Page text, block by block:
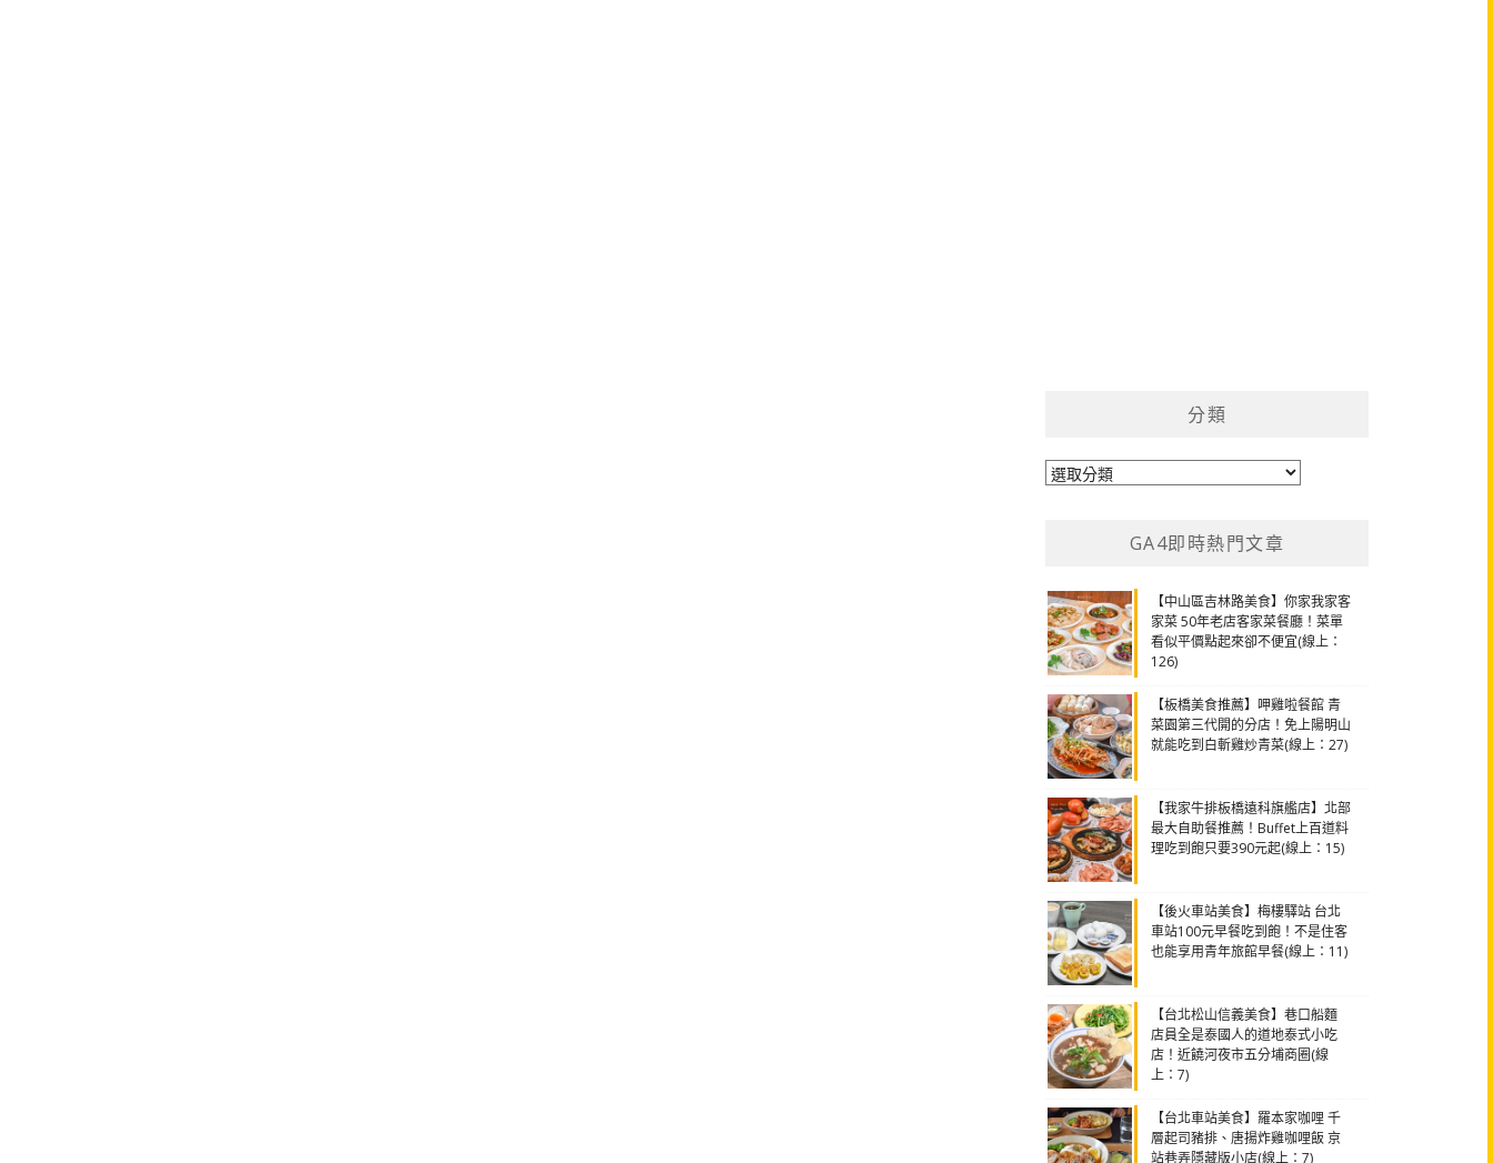
分類
分
GA4即時熱門文章
【中山區吉林路美食】你家我家客
家菜 50年老店客家菜餐廳！菜單
看似平價點起來卻不便宜(線上：
126)
【板橋美食推薦】呷雞啦餐館 青
菜園第三代開的分店！免上陽明山
就能吃到白斬雞炒青菜(線上：27)
【我家牛排板橋遠科旗艦店】北部
最大自助餐推薦！Buffet上百道料
理吃到飽只要390元起(線上：15)
【後火車站美食】梅樓驛站 台北
車站100元早餐吃到飽！不是住客
也能享用青年旅館早餐(線上：11)
【台北松山信義美食】巷口船麵
店員全是泰國人的道地泰式小吃
店！近饒河夜市五分埔商圈(線
上：7)
【台北車站美食】羅本家咖哩 千
層起司豬排、唐揚炸雞咖哩飯 京
站巷弄隱藏版小店(線上：7)